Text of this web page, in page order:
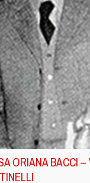
ORIANA BACCI